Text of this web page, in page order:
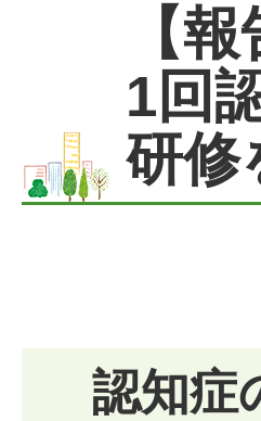
【
1回
研修
認知症